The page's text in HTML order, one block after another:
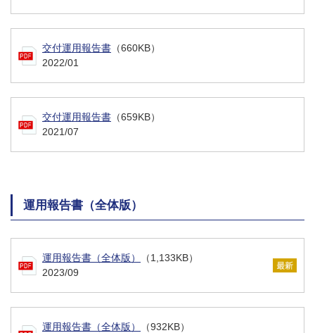
交付運用報告書 （660KB）
2022/01
交付運用報告書 （659KB）
2021/07
運用報告書（全体版）
運用報告書（全体版）
（1,133KB）
2023/09
運用報告書（全体版）
（932KB）